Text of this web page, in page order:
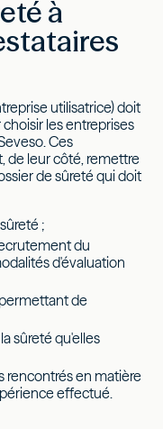
à
utilisatrice) doit
les entreprises
Ces
de leur côté, remettre
de sûreté qui doit
;
du
d'évaluation
de
sûreté qu'elles
rencontrés en matière
effectué.